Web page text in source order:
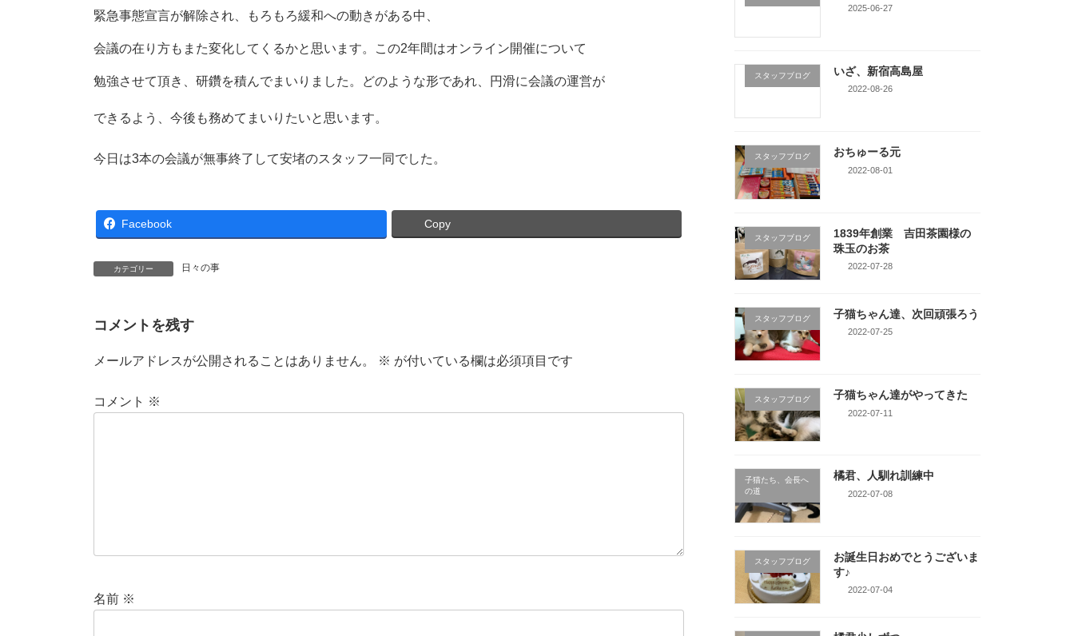
緊急事態宣言が解除され、もろもろ緩和への動きがある中、
会議の在り方もまた変化してくるかと思います。この2年間はオンライン開催について
勉強させて頂き、研鑽を積んでまいりました。どのような形であれ、円滑に会議の運営が
できるよう、今後も務めてまいりたいと思います。
今日は3本の会議が無事終了して安堵のスタッフ一同でした。
Facebook Copy
カテゴリー 日々の事
コメントを残す
メールアドレスが公開されることはありません。 ※ が付いている欄は必須項目です
コメント ※
名前 ※
2025-06-27
スタッフブログ いざ、新宿高島屋
2022-08-26
スタッフブログ おちゅーる元
2022-08-01
スタッフブログ
1839年創業 吉田茶園様の
珠玉のお茶
2022-07-28
スタッフブログ 子猫ちゃん達、次回頑張ろう
2022-07-25
スタッフブログ 子猫ちゃん達がやってきた
2022-07-11
子猫たち、会長へ
の道
橘君、人馴れ訓練中
2022-07-08
スタッフブログ
お誕生日おめでとうございま
す♪
2022-07-04